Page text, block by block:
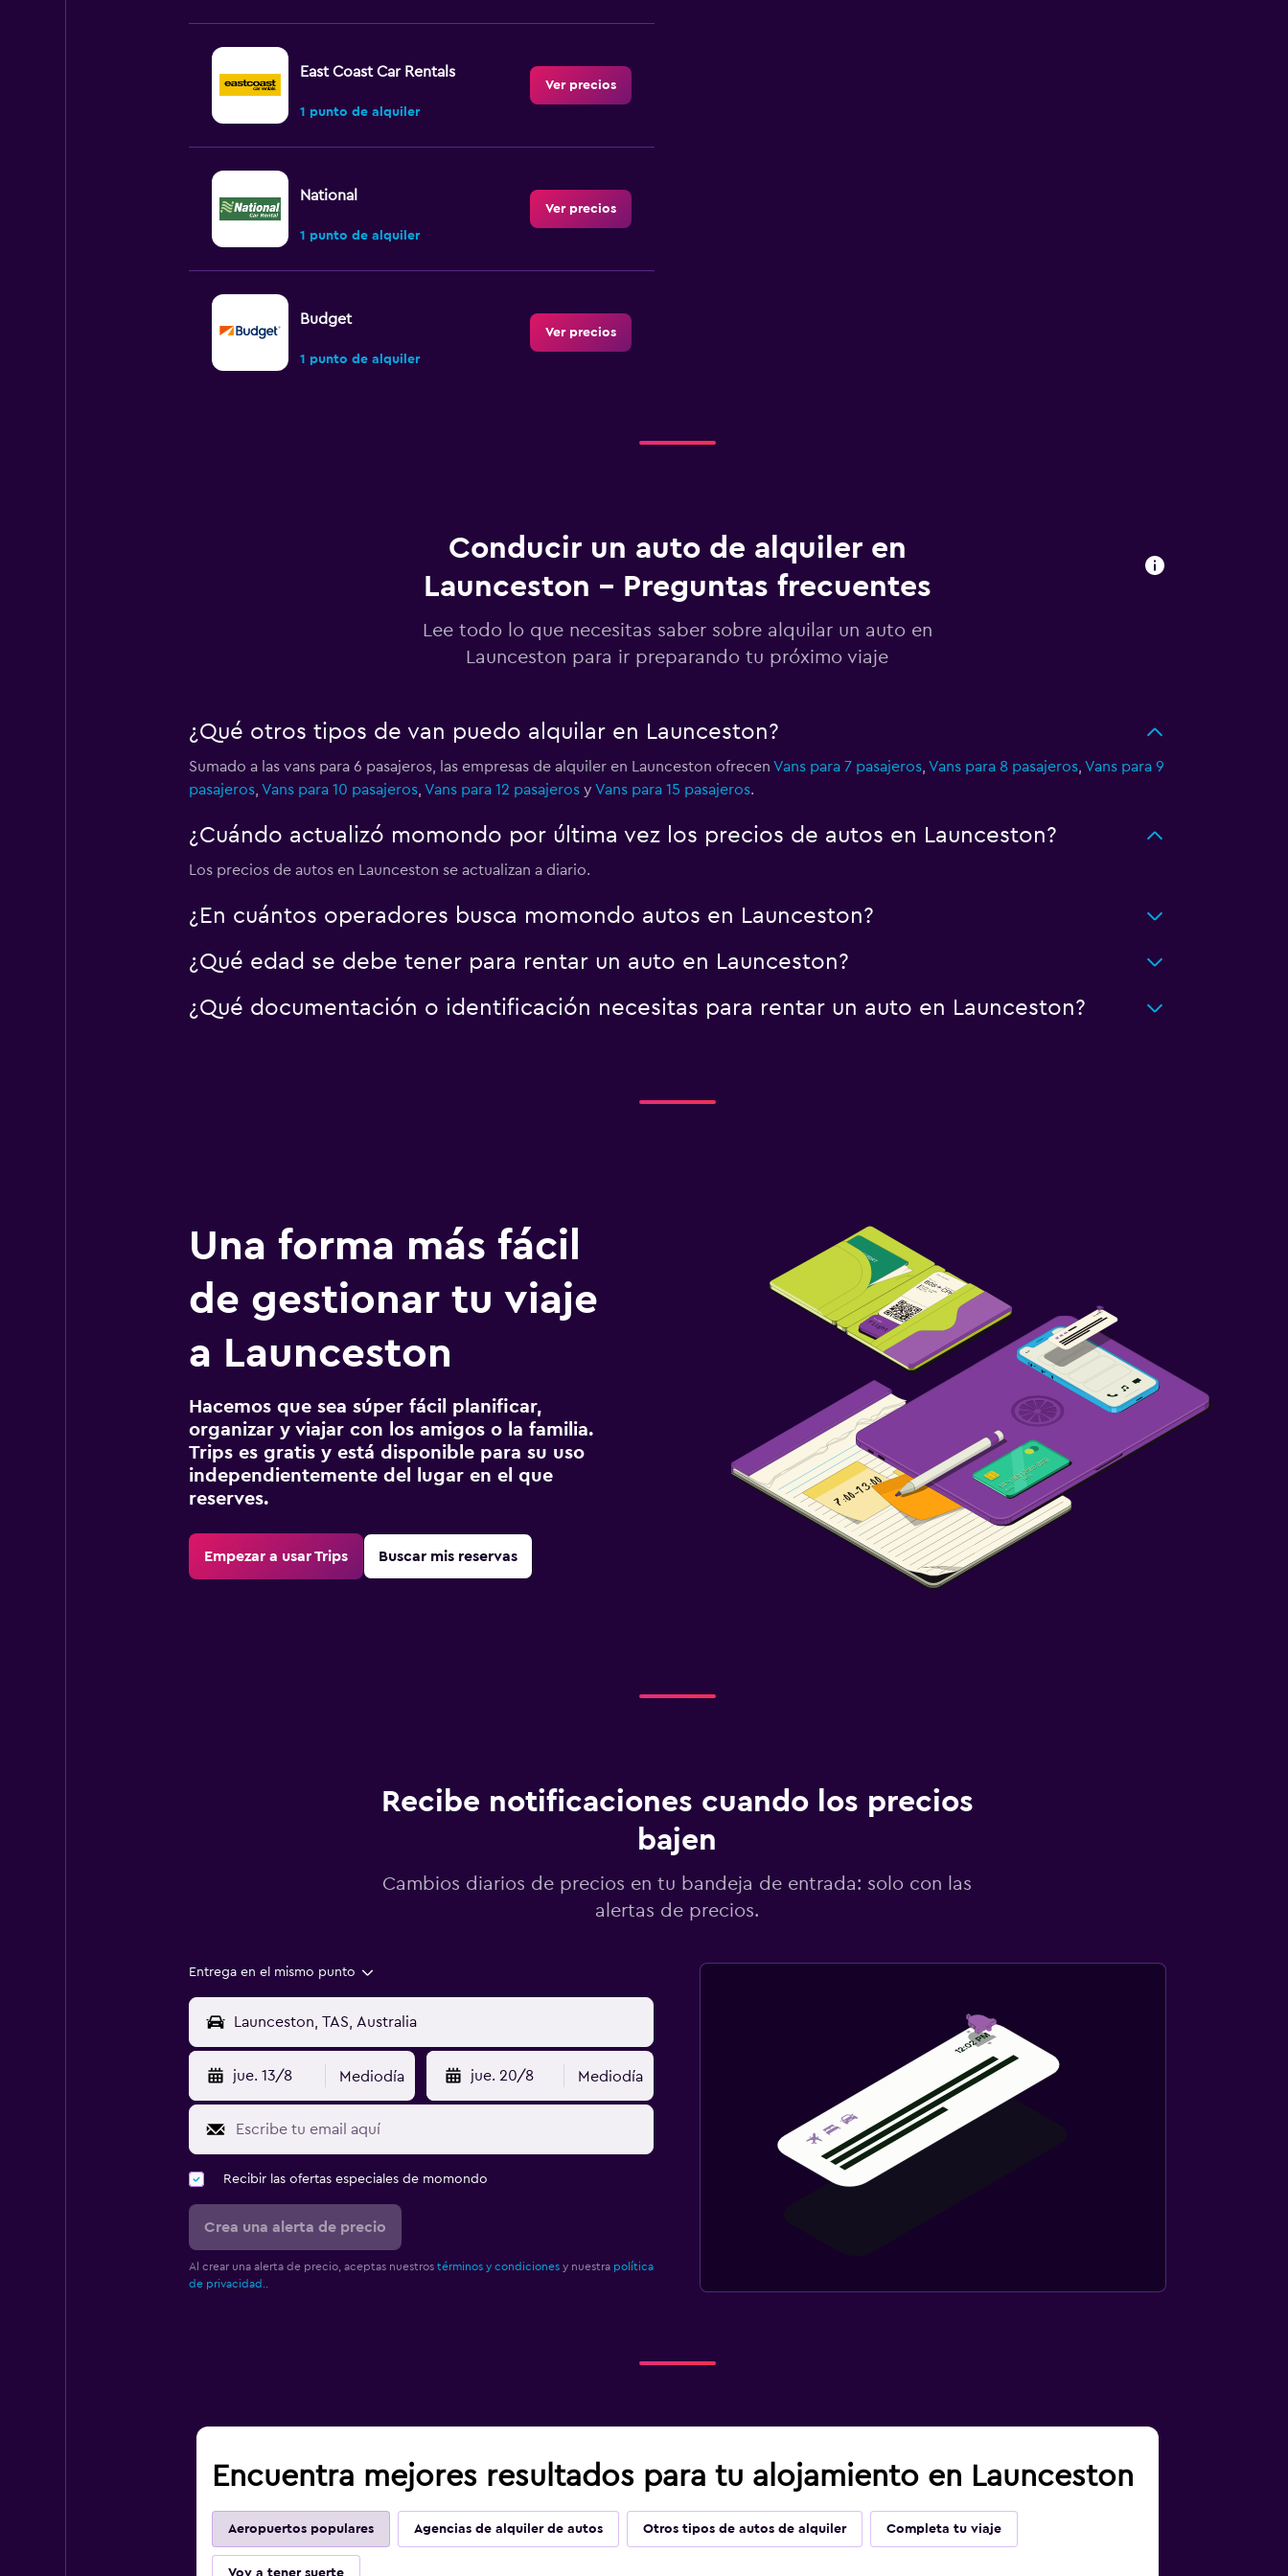
East Coast Car Rentals
1 punto de alquiler
Ver precios
National
1 punto de alquiler
Ver precios
Budget
1 punto de alquiler
Ver precios
Ver precios
1 punto de alquiler
Ver precios
Conducir un auto de alquiler en
Launceston - Preguntas frecuentes
Lee todo lo que necesitas saber sobre alquilar un auto en
Launceston para ir preparando tu próximo viaje
¿Qué otros tipos de van puedo alquilar en Launceston?
Sumado a las vans para 6 pasajeros, las empresas de alquiler en Launceston ofrecen Vans para 7 pasajeros, Vans para 8 pasajeros, Vans para 9
pasajeros, Vans para 10 pasajeros, Vans para 12 pasajerosy Vans para 15 pasajeros.
¿Cuándo actualizó momondo por última vez los precios de autos en Launceston?
Los precios de autos en Launceston se actualizan a diario.
¿En cuántos operadores busca momondo autos en Launceston?
¿Qué edad se debe tener para rentar un auto en Launceston?
¿Qué documentación o identificación necesitas para rentar un auto en Launceston?
Una forma más fácil
de gestionar tu viaje
a Launceston
Hacemos que sea súper fácil planificar,
organizar y viajar con los amigos o la familia.
Trips es gratis y está disponible para su uso
independientemente del lugar en el que
reserves.
Empezar a usar Trips Buscar mis reservas
Recibe notificaciones cuando los precios
bajen
Cambios diarios de precios en tu bandeja de entrada: solo con las
alertas de precios.
Entrega en el mismo punto
jue. 13/8 Mediodía jue. 20/8 Mediodía
Recibir las ofertas especiales de momondo
Crea una alerta de precio
Al crear una alerta de precio, aceptas nuestros términos y condicionesy nuestra política
de privacidad.
Encuentra mejores resultados para tu alojamiento en Launceston
Aeropuertos populares Agencias de alquiler de autos Otros tipos de autos de alquiler Completa tu viaje
Voy a tener suerte